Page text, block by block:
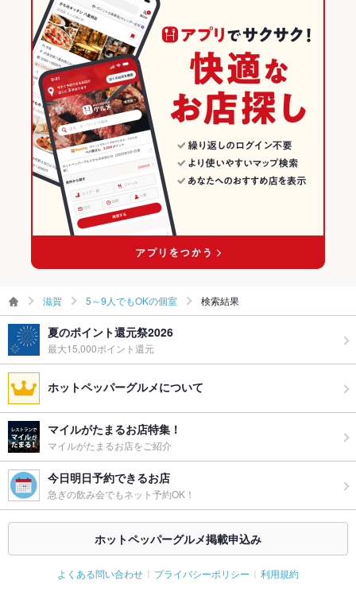
滋賀 5～9人でもOKの個室 検索結果
夏のポイント還元祭2026
最大15,000ポイント還元
ホットペッパーグルメについて
マイルがたまるお店特集！
マイルがたまるお店をご紹介
今日明日予約できるお店
急ぎの飲み会でもネット予約OK！
ホットペッパーグルメ掲載申込み
よくある問い合わせ プライバシーポリシー 利用規約